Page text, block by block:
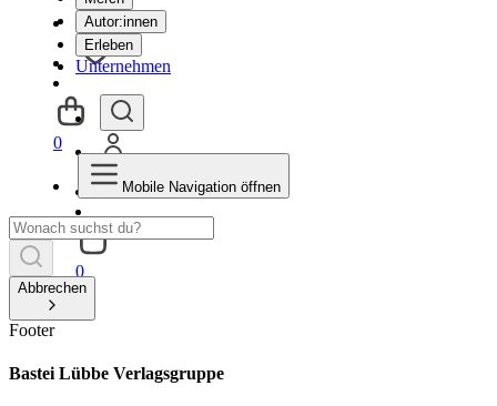
Autor:innen
Erleben
Unternehmen
0
0
Mobile Navigation öffnen
Abbrechen
Footer
Bastei Lübbe Verlagsgruppe